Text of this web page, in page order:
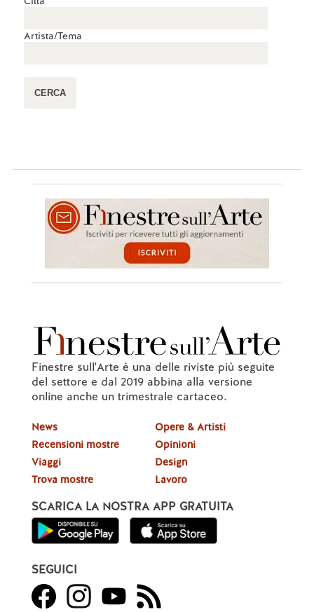
Artista/Tema
Finestre sull'Arte è una delle riviste più seguite
del settore e dal 2019 abbina alla versione
online anche un trimestrale cartaceo.
News
Recensioni mostre
Viaggi
Trova mostre
Opere & Artisti
Opinioni
Design
Lavoro
SCARICA LA NOSTRA APP GRATUITA
SEGUICI